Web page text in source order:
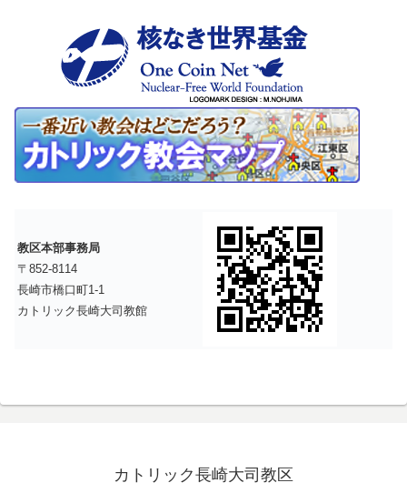
教区本部事務局
〒852-8114
長崎市橋口町1-1
カトリック長崎大司教館
カトリック長崎大司教区